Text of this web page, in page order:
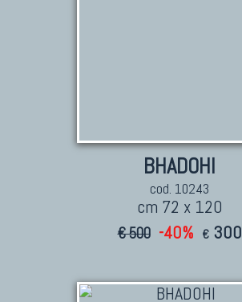
BHADOHI
cod. 10243
cm 72 x 120
€ 500 -40% € 300